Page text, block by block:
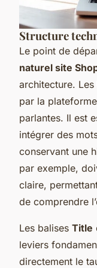
Structure
Le point de
naturel site
architecture. Les
par la
parlantes. Il est
intégrer des
conservant une
par exemple,
claire,
de comprendre
Les balises Title
leviers
directement le